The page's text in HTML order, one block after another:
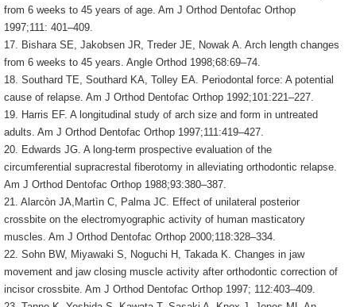
from 6 weeks to 45 years of age. Am J Orthod Dentofac Orthop
1997;111: 401–409.
17. Bishara SE, Jakobsen JR, Treder JE, Nowak A. Arch length changes
from 6 weeks to 45 years. Angle Orthod 1998;68:69–74.
18. Southard TE, Southard KA, Tolley EA. Periodontal force: A potential
cause of relapse. Am J Orthod Dentofac Orthop 1992;101:221–227.
19. Harris EF. A longitudinal study of arch size and form in untreated
adults. Am J Orthod Dentofac Orthop 1997;111:419–427.
20. Edwards JG. A long-term prospective evaluation of the
circumferential supracrestal fiberotomy in alleviating orthodontic relapse.
Am J Orthod Dentofac Orthop 1988;93:380–387.
21. Alarcòn JA,Martìn C, Palma JC. Effect of unilateral posterior
crossbite on the electromyographic activity of human masticatory
muscles. Am J Orthod Dentofac Orthop 2000;118:328–334.
22. Sohn BW, Miyawaki S, Noguchi H, Takada K. Changes in jaw
movement and jaw closing muscle activity after orthodontic correction of
incisor crossbite. Am J Orthod Dentofac Orthop 1997; 112:403–409.